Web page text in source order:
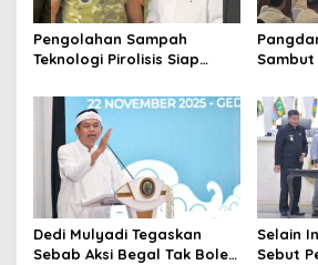
Pengolahan Sampah
Teknologi Pirolisis Siap
Sampah Harian Jawa
Barat
Sambut
Dedi Mulyadi Tegaskan
Sebab Aksi Begal Tak Boleh
Selain
Sebut